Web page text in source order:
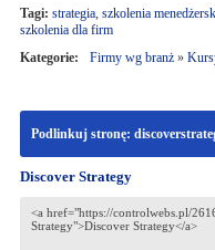
Tagi: strategia, szkolenia
szkolenia dla firm
Kategorie:
Firmy wg branż»
Podlinkuj stronę:
Discover Strategy